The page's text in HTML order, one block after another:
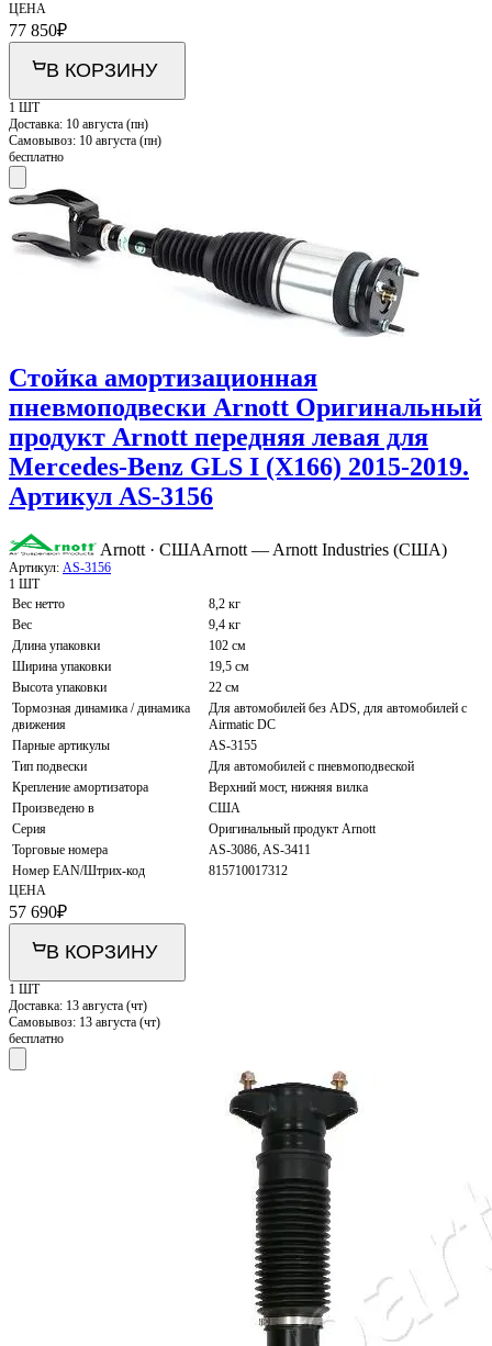
ЦЕНА
77 850₽
В КОРЗИНУ
1 ШТ
Доставка: 10 августа (пн)
Самовывоз: 10 августа (пн)
бесплатно
Стойка амортизационная
пневмоподвески Arnott Оригинальный
продукт Arnott передняя левая для
Mercedes-Benz GLS I (X166) 2015-2019.
Артикул AS-3156
Arnott · СШАArnott — Arnott Industries (США)
Артикул: AS-3156
1 ШТ
Вес нетто
8,2 кг
Вес
9,4 кг
Длина упаковки
102 см
Ширина упаковки
19,5 см
Высота упаковки
22 см
Тормозная динамика / динамика
движения
Для автомобилей без ADS, для автомобилей с
Airmatic DC
Парные артикулы
AS-3155
Тип подвески
Для автомобилей с пневмоподвеской
Крепление амортизатора
Верхний мост, нижняя вилка
Произведено в
США
Серия
Оригинальный продукт Arnott
Торговые номера
AS-3086, AS-3411
Номер EAN/Штрих-код
815710017312
ЦЕНА
57 690₽
В КОРЗИНУ
1 ШТ
Доставка: 13 августа (чт)
Самовывоз: 13 августа (чт)
бесплатно